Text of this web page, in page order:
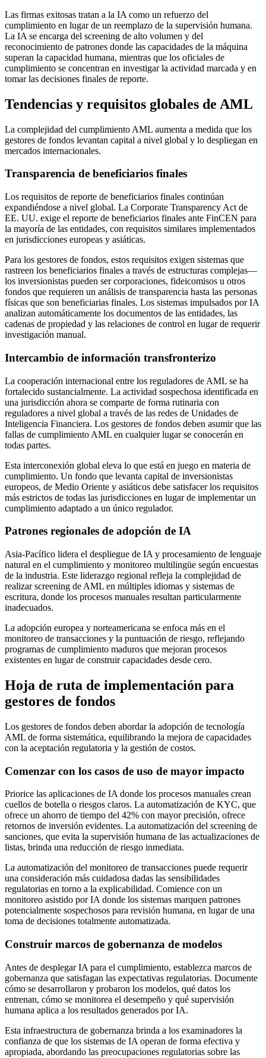
Las firmas exitosas tratan a la IA como un refuerzo del
cumplimiento en lugar de un reemplazo de la supervisión humana.
La IA se encarga del screening de alto volumen y del
reconocimiento de patrones donde las capacidades de la máquina
superan la capacidad humana, mientras que los oficiales de
cumplimiento se concentran en investigar la actividad marcada y en
tomar las decisiones finales de reporte.
Tendencias y requisitos globales de AML
La complejidad del cumplimiento AML aumenta a medida que los
gestores de fondos levantan capital a nivel global y lo despliegan en
mercados internacionales.
Transparencia de beneficiarios finales
Los requisitos de reporte de beneficiarios finales continúan
expandiéndose a nivel global. La Corporate Transparency Act de
EE. UU. exige el reporte de beneficiarios finales ante FinCEN para
la mayoría de las entidades, con requisitos similares implementados
en jurisdicciones europeas y asiáticas.
Para los gestores de fondos, estos requisitos exigen sistemas que
rastreen los beneficiarios finales a través de estructuras complejas—
los inversionistas pueden ser corporaciones, fideicomisos u otros
fondos que requieren un análisis de transparencia hasta las personas
físicas que son beneficiarias finales. Los sistemas impulsados por IA
analizan automáticamente los documentos de las entidades, las
cadenas de propiedad y las relaciones de control en lugar de requerir
investigación manual.
Intercambio de información transfronterizo
La cooperación internacional entre los reguladores de AML se ha
fortalecido sustancialmente. La actividad sospechosa identificada en
una jurisdicción ahora se comparte de forma rutinaria con
reguladores a nivel global a través de las redes de Unidades de
Inteligencia Financiera. Los gestores de fondos deben asumir que las
fallas de cumplimiento AML en cualquier lugar se conocerán en
todas partes.
Esta interconexión global eleva lo que está en juego en materia de
cumplimiento. Un fondo que levanta capital de inversionistas
europeos, de Medio Oriente y asiáticos debe satisfacer los requisitos
más estrictos de todas las jurisdicciones en lugar de implementar un
cumplimiento adaptado a un único regulador.
Patrones regionales de adopción de IA
Asia-Pacífico lidera el despliegue de IA y procesamiento de lenguaje
natural en el cumplimiento y monitoreo multilingüe según encuestas
de la industria. Este liderazgo regional refleja la complejidad de
realizar screening de AML en múltiples idiomas y sistemas de
escritura, donde los procesos manuales resultan particularmente
inadecuados.
La adopción europea y norteamericana se enfoca más en el
monitoreo de transacciones y la puntuación de riesgo, reflejando
programas de cumplimiento maduros que mejoran procesos
existentes en lugar de construir capacidades desde cero.
Hoja de ruta de implementación para
gestores de fondos
Los gestores de fondos deben abordar la adopción de tecnología
AML de forma sistemática, equilibrando la mejora de capacidades
con la aceptación regulatoria y la gestión de costos.
Comenzar con los casos de uso de mayor impacto
Priorice las aplicaciones de IA donde los procesos manuales crean
cuellos de botella o riesgos claros. La automatización de KYC, que
ofrece un ahorro de tiempo del 42% con mayor precisión, ofrece
retornos de inversión evidentes. La automatización del screening de
sanciones, que evita la supervisión humana de las actualizaciones de
listas, brinda una reducción de riesgo inmediata.
La automatización del monitoreo de transacciones puede requerir
una consideración más cuidadosa dadas las sensibilidades
regulatorias en torno a la explicabilidad. Comience con un
monitoreo asistido por IA donde los sistemas marquen patrones
potencialmente sospechosos para revisión humana, en lugar de una
toma de decisiones totalmente automatizada.
Construir marcos de gobernanza de modelos
Antes de desplegar IA para el cumplimiento, establezca marcos de
gobernanza que satisfagan las expectativas regulatorias. Documente
cómo se desarrollaron y probaron los modelos, qué datos los
entrenan, cómo se monitorea el desempeño y qué supervisión
humana aplica a los resultados generados por IA.
Esta infraestructura de gobernanza brinda a los examinadores la
confianza de que los sistemas de IA operan de forma efectiva y
apropiada, abordando las preocupaciones regulatorias sobre las